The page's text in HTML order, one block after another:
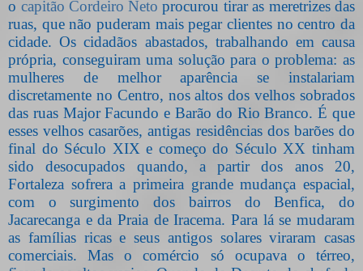
o capitão Cordeiro Neto procurou tirar as meretrizes das
ruas, que não puderam mais pegar clientes no centro da
cidade. Os cidadãos abastados, trabalhando em causa
própria, conseguiram uma solução para o problema: as
mulheres de melhor aparência se instalariam
discretamente no Centro, nos altos dos velhos sobrados
das ruas Major Facundo e Barão do Rio Branco. É que
esses velhos casarões, antigas residências dos barões do
final do Século XIX e começo do Século XX tinham
sido desocupados quando, a partir dos anos 20,
Fortaleza sofrera a primeira grande mudança espacial,
com o surgimento dos bairros do Benfica, do
Jacarecanga e da Praia de Iracema. Para lá se mudaram
as famílias ricas e seus antigos solares viraram casas
comerciais. Mas o comércio só ocupava o térreo,